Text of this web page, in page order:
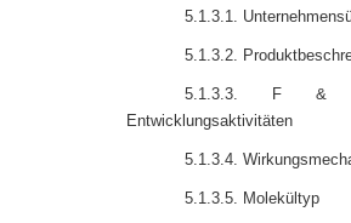
5.1.3.1.
5.1.3.2.
5.1.3.3. F &
Entwicklungsaktivitäten
5.1.3.4.
5.1.3.5. Molekültyp